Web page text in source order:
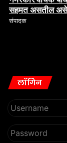
संपादक
लॉगिन